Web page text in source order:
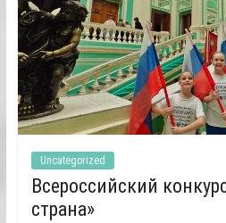
Uncategorized
Всероссийский
страна»